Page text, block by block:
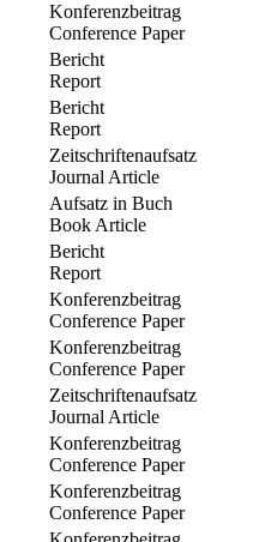
Konferenzbeitrag
Conference Paper
Bericht
Report
Bericht
Report
Zeitschriftenaufsatz
Journal Article
Aufsatz in Buch
Book Article
Bericht
Report
Konferenzbeitrag
Conference Paper
Konferenzbeitrag
Conference Paper
Zeitschriftenaufsatz
Journal Article
Konferenzbeitrag
Conference Paper
Konferenzbeitrag
Conference Paper